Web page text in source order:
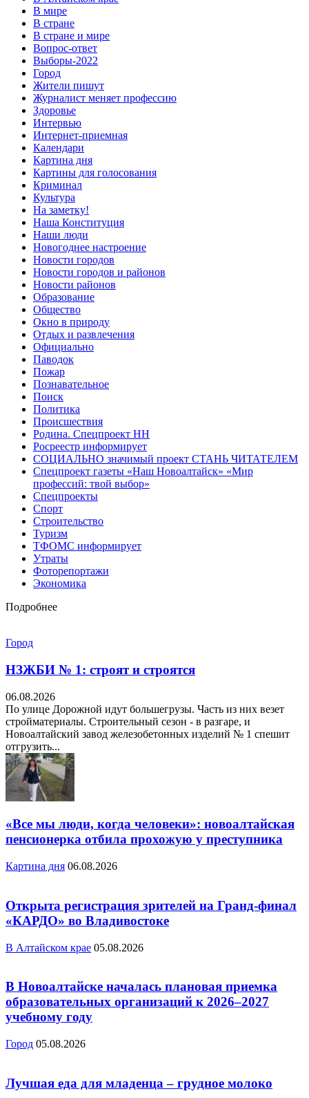
В мире
В стране
В стране и мире
Вопрос-ответ
Выборы-2022
Город
Жители пишут
Журналист меняет профессию
Здоровье
Интервью
Интернет-приемная
Календари
Картина дня
Картины для голосования
Криминал
Культура
На заметку!
Наша Конституция
Наши люди
Новогоднее настроение
Новости городов
Новости городов и районов
Новости районов
Образование
Общество
Окно в природу
Отдых и развлечения
Официально
Паводок
Пожар
Познавательное
Поиск
Политика
Происшествия
Родина. Спецпроект НН
Росреестр информирует
СОЦИАЛЬНО значимый проект СТАНЬ ЧИТАТЕЛЕМ
Спецпроект газеты «Наш Новоалтайск» «Мир
профессий: твой выбор»
Спецпроекты
Спорт
Строительство
Туризм
ТФОМС информирует
Утраты
Фоторепортажи
Экономика
Подробнее
Город
НЗЖБИ № 1: строят и строятся
06.08.2026
По улице Дорожной идут большегрузы. Часть из них везет
стройматериалы. Строительный сезон - в разгаре, и
Новоалтайский завод железобетонных изделий № 1 спешит
отгрузить...
«Все мы люди, когда человеки»: новоалтайская
пенсионерка отбила прохожую у преступника
Картина дня 06.08.2026
Открыта регистрация зрителей на Гранд-финал
«КАРДО» во Владивостоке
В Алтайском крае 05.08.2026
В Новоалтайске началась плановая приемка
образовательных организаций к 2026–2027
учебному году
Город 05.08.2026
Лучшая еда для младенца – грудное молоко